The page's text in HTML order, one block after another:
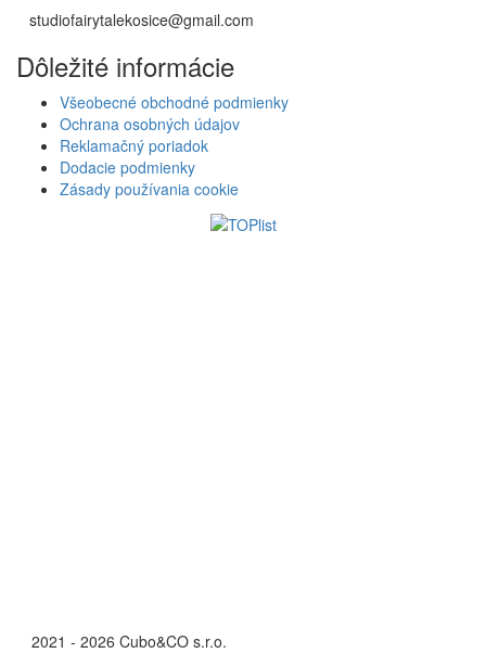
studiofairytalekosice@gmail.com
Dôležité informácie
Všeobecné obchodné podmienky
Ochrana osobných údajov
Reklamačný poriadok
Dodacie podmienky
Zásady používania cookie
2021 - 2026 Cubo&CO s.r.o.